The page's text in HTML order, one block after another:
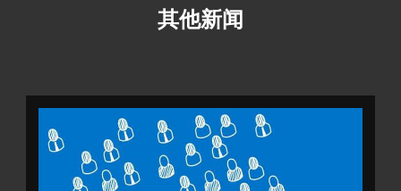
其他新闻